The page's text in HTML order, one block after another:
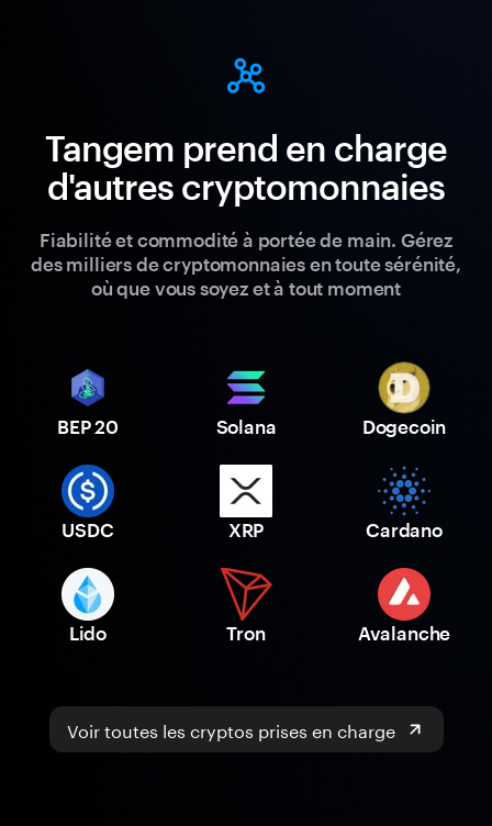
Tangem prend en charge
d'autres cryptomonnaies
Fiabilité et commodité à portée de main. Gérez
des milliers de cryptomonnaies en toute sérénité,
où que vous soyez et à tout moment
BEP 20 Solana Dogecoin
USDC XRP Cardano
Lido Tron Avalanche
Voir toutes les cryptos prises en charge